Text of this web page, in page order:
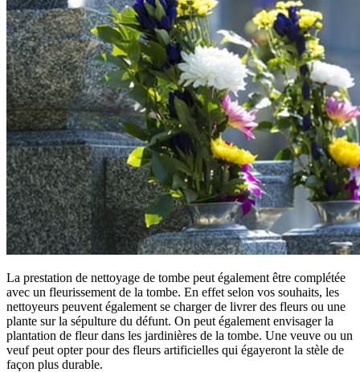
La prestation de nettoyage de tombe peut également être complétée
avec un fleurissement de la tombe. En effet selon vos souhaits, les
nettoyeurs peuvent également se charger de livrer des fleurs ou une
plante sur la sépulture du défunt. On peut également envisager la
plantation de fleur dans les jardinières de la tombe. Une veuve ou un
veuf peut opter pour des fleurs artificielles qui égayeront la stèle de
façon plus durable.